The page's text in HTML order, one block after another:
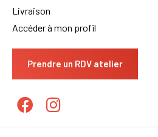
Livraison
Accéder à mon profil
Prendre un RDV atelier